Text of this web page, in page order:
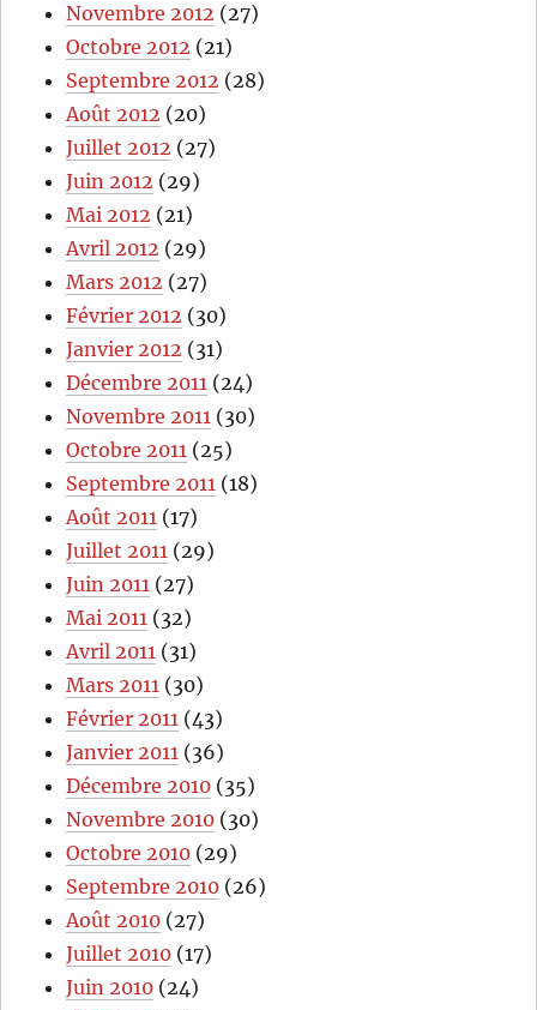
Novembre 2012 (27)
Octobre 2012 (21)
Septembre 2012 (28)
Août 2012 (20)
Juillet 2012 (27)
Juin 2012 (29)
Mai 2012 (21)
Avril 2012 (29)
Mars 2012 (27)
Février 2012 (30)
Janvier 2012 (31)
Décembre 2011 (24)
Novembre 2011 (30)
Octobre 2011 (25)
Septembre 2011 (18)
Août 2011 (17)
Juillet 2011 (29)
Juin 2011 (27)
Mai 2011 (32)
Avril 2011 (31)
Mars 2011 (30)
Février 2011 (43)
Janvier 2011 (36)
Décembre 2010 (35)
Novembre 2010 (30)
Octobre 2010 (29)
Septembre 2010 (26)
Août 2010 (27)
Juillet 2010 (17)
Juin 2010 (24)